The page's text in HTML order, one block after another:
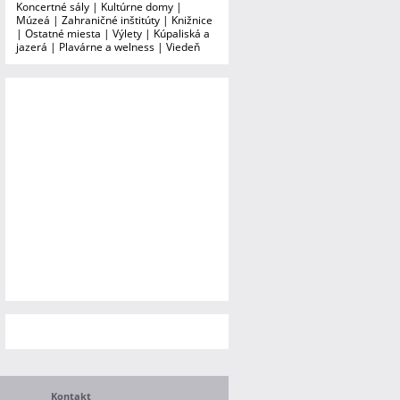
Koncertné sály | Kultúrne domy |
Múzeá | Zahraničné inštitúty | Knižnice
| Ostatné miesta | Výlety | Kúpaliská a
jazerá | Plavárne a welness | Viedeň
Kontakt